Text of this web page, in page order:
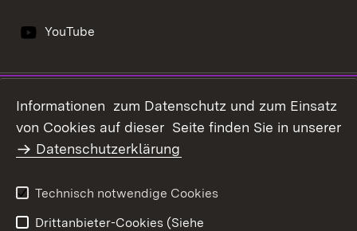
YouTube
Impressum
Datenschutz
Erklärung zur
Barrierefreiheit
Benutzungshinweise
Ernährung - Ländlicher
Informationen zum Datenschutz und zum Einsatz
von Cookies auf dieser Seite finden Sie in unserer
Datenschutzerklärung
Technisch notwendige Cookies
Drittanbieter-Cookies (Siehe